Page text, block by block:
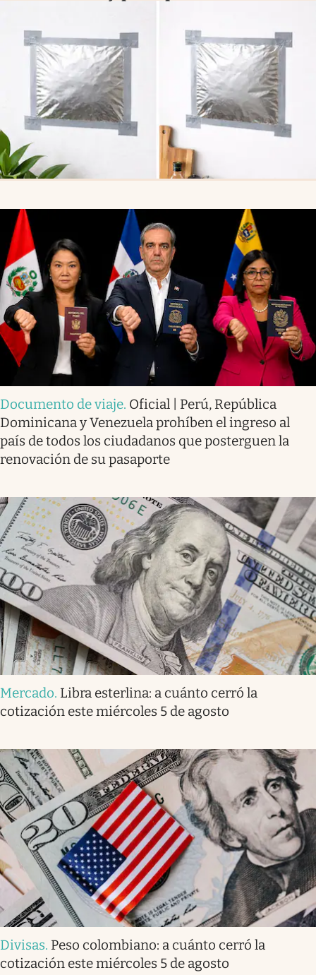
Documento de viaje. Oficial | Perú, República
Dominicana y Venezuela prohíben el ingreso al
país de todos los ciudadanos que posterguen la
renovación de su pasaporte
Mercado. Libra esterlina: a cuánto cerró la
cotización este miércoles 5 de agosto
Divisas. Peso colombiano: a cuánto cerró la
cotización este miércoles 5 de agosto